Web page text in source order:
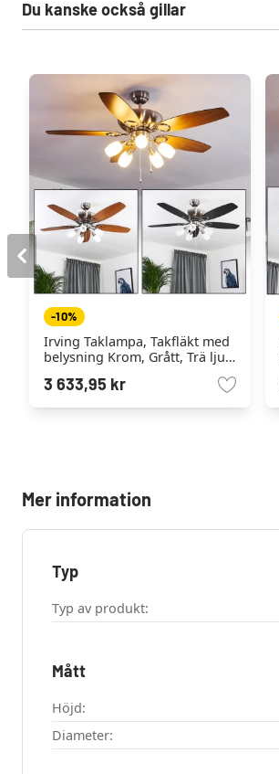
Du kanske också gillar
-10%
Irving Taklampa, Takfläkt med
belysning Krom, Grått, Trä ljus,
3 633,95 kr
Mer information
Typ
Typ av produkt:
Mått
Höjd:
Diameter: